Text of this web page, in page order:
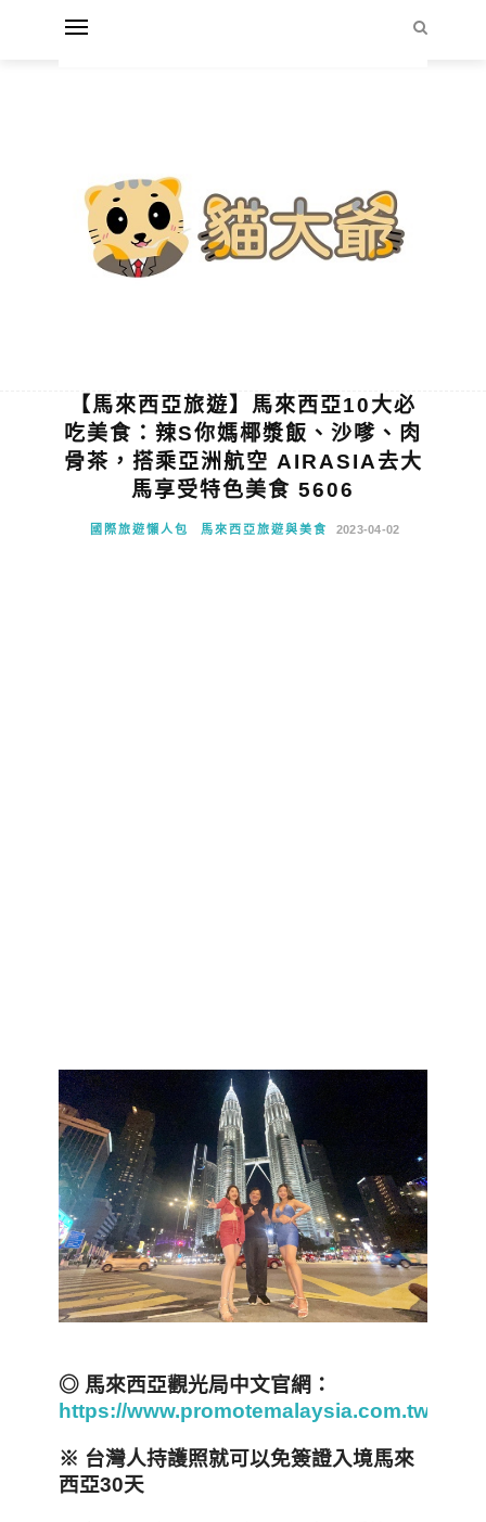
【馬來西亞旅遊】馬來西亞10大必
吃美食：辣S你媽椰漿飯、沙嗲、肉
骨茶，搭乘亞洲航空 AIRASIA去大
馬享受特色美食 5606
國際旅遊懶人包 馬來西亞旅遊與美食 2023-04-02
◎ 馬來西亞觀光局中文官網：
https://www.promotemalaysia.com.tw/
※ 台灣人持護照就可以免簽證入境馬來
西亞30天